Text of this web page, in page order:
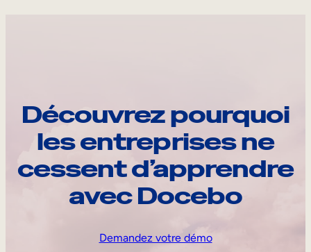
Découvrez pourquoi
les entreprises ne
cessent d’apprendre
avec Docebo
Demandez votre démo